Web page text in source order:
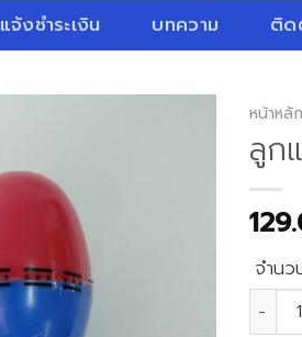
แจ้งชำระเงิน บทความ ติด
หน้าหลัก
ลูก
จำนว
จำน